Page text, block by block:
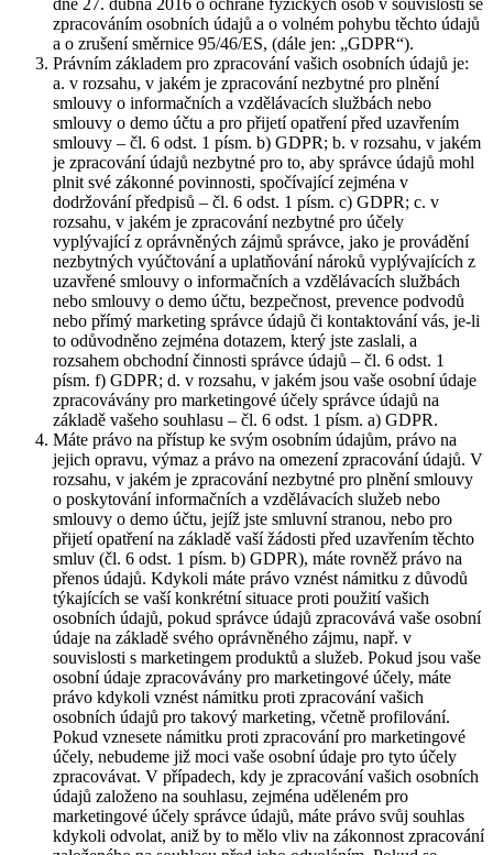
dne 27. dubna 2016 o ochraně fyzických osob v souvislosti se
zpracováním osobních údajů a o volném pohybu těchto údajů
a o zrušení směrnice 95/46/ES, (dále jen: „GDPR“).
Právním základem pro zpracování vašich osobních údajů je:
a. v rozsahu, v jakém je zpracování nezbytné pro plnění
smlouvy o informačních a vzdělávacích službách nebo
smlouvy o demo účtu a pro přijetí opatření před uzavřením
smlouvy – čl. 6 odst. 1 písm. b) GDPR; b. v rozsahu, v jakém
je zpracování údajů nezbytné pro to, aby správce údajů mohl
plnit své zákonné povinnosti, spočívající zejména v
dodržování předpisů – čl. 6 odst. 1 písm. c) GDPR; c. v
rozsahu, v jakém je zpracování nezbytné pro účely
vyplývající z oprávněných zájmů správce, jako je provádění
nezbytných vyúčtování a uplatňování nároků vyplývajících z
uzavřené smlouvy o informačních a vzdělávacích službách
nebo smlouvy o demo účtu, bezpečnost, prevence podvodů
nebo přímý marketing správce údajů či kontaktování vás, je-li
to odůvodněno zejména dotazem, který jste zaslali, a
rozsahem obchodní činnosti správce údajů – čl. 6 odst. 1
písm. f) GDPR; d. v rozsahu, v jakém jsou vaše osobní údaje
zpracovávány pro marketingové účely správce údajů na
základě vašeho souhlasu – čl. 6 odst. 1 písm. a) GDPR.
Máte právo na přístup ke svým osobním údajům, právo na
jejich opravu, výmaz a právo na omezení zpracování údajů. V
rozsahu, v jakém je zpracování nezbytné pro plnění smlouvy
o poskytování informačních a vzdělávacích služeb nebo
smlouvy o demo účtu, jejíž jste smluvní stranou, nebo pro
přijetí opatření na základě vaší žádosti před uzavřením těchto
smluv (čl. 6 odst. 1 písm. b) GDPR), máte rovněž právo na
přenos údajů. Kdykoli máte právo vznést námitku z důvodů
týkajících se vaší konkrétní situace proti použití vašich
osobních údajů, pokud správce údajů zpracovává vaše osobní
údaje na základě svého oprávněného zájmu, např. v
souvislosti s marketingem produktů a služeb. Pokud jsou vaše
osobní údaje zpracovávány pro marketingové účely, máte
právo kdykoli vznést námitku proti zpracování vašich
osobních údajů pro takový marketing, včetně profilování.
Pokud vznesete námitku proti zpracování pro marketingové
účely, nebudeme již moci vaše osobní údaje pro tyto účely
zpracovávat. V případech, kdy je zpracování vašich osobních
údajů založeno na souhlasu, zejména uděleném pro
marketingové účely správce údajů, máte právo svůj souhlas
kdykoli odvolat, aniž by to mělo vliv na zákonnost zpracování